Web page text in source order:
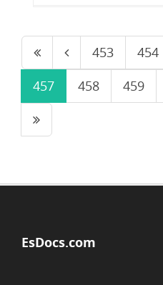
453 454
457
458 459
EsDocs.com